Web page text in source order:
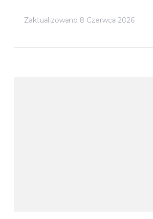
Zaktualizowano 8 Czerwca 2026